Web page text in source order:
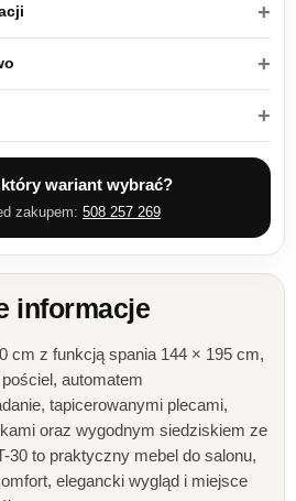
wariant wybrać?
zakupem: 508 257 269
informacje
cm z funkcją spania 144 × 195 cm,
automatem
tapicerowanymi plecami,
oraz wygodnym siedziskiem ze
30 to praktyczny mebel do salonu,
elegancki wygląd i miejsce